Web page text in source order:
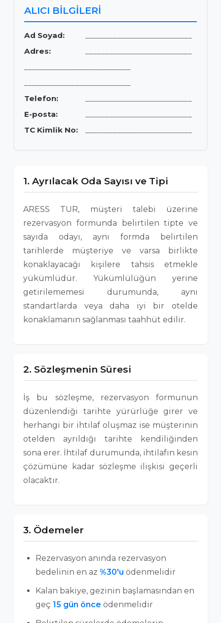
ALICI BİLGİLERİ
Ad Soyad:
Adres:
Telefon:
E-posta:
TC Kimlik No:
1. Ayrılacak Oda Sayısı ve Tipi
ARESS TUR, müşteri talebi üzerine
rezervasyon formunda belirtilen tipte ve
sayıda odayı, aynı formda belirtilen
tarihlerde müşteriye ve varsa birlikte
konaklayacağı kişilere tahsis etmekle
yükümlüdür. Yükümlülüğün yerine
getirilememesi durumunda, aynı
standartlarda veya daha iyi bir otelde
konaklamanın sağlanması taahhüt edilir.
2. Sözleşmenin Süresi
İş bu sözleşme, rezervasyon formunun
düzenlendiği tarihte yürürlüğe girer ve
herhangi bir ihtilaf oluşmaz ise müşterinin
otelden ayrıldığı tarihte kendiliğinden
sona erer. İhtilaf durumunda, ihtilafın kesin
çözümüne kadar sözleşme ilişkisi geçerli
olacaktır.
3. Ödemeler
Rezervasyon anında rezervasyon
bedelinin en az %30'u ödenmelidir
Kalan bakiye, gezinin başlamasından en
geç 15 gün önce ödenmelidir